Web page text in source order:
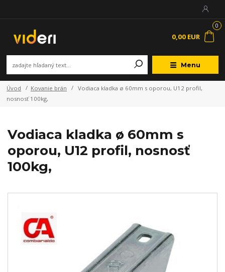
Menu
0
0,00 EUR
Úvod Kovanie brán
Vodiaca kladka ø 60mm s oporou, U12 profil,
nosnosť 100kg,
Vodiaca kladka ø 60mm s
oporou, U12 profil, nosnosť
100kg,